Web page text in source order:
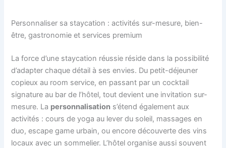
Personnaliser sa staycation : activités sur-mesure, bien-
être, gastronomie et services premium
La force d’une staycation réussie réside dans la possibilité
d’adapter chaque détail à ses envies. Du petit-déjeuner
copieux au room service, en passant par un cocktail
signature au bar de l’hôtel, tout devient une invitation sur-
mesure. La personnalisation s’étend également aux
activités : cours de yoga au lever du soleil, massages en
duo, escape game urbain, ou encore découverte des vins
locaux avec un sommelier. L’hôtel organise aussi souvent